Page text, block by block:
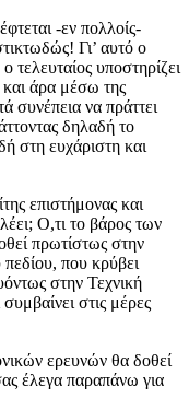
-εν πολλοίς-
Γι’ αυτό ο
τελευταίος υποστηρίζει
άρα μέσω της
συνέπεια να πράττει
δηλαδή το
στη ευχάριστη και
επιστήμονας και
Ο,τι το βάρος των
πρωτίστως στην
που κρύβει
στην Τεχνική
στις μέρες
ερευνών θα δοθεί
έλεγα παραπάνω για